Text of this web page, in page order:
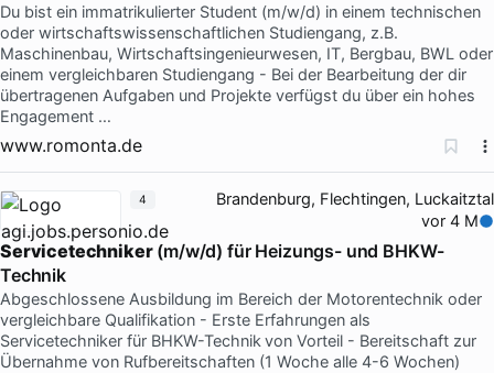
Du bist ein immatrikulierter Student (m/w/d) in einem technischen
oder wirtschaftswissenschaftlichen Studiengang, z.B.
Maschinenbau, Wirtschaftsingenieurwesen, IT, Bergbau, BWL oder
einem vergleichbaren Studiengang - Bei der Bearbeitung der dir
übertragenen Aufgaben und Projekte verfügst du über ein hohes
Engagement …
www.romonta.de
Brandenburg, Flechtingen, Luckaitztal
vor 4 M
Servicetechniker(m/w/d) für Heizungs- und BHKW-
Technik
Abgeschlossene Ausbildung im Bereich der Motorentechnik oder
vergleichbare Qualifikation - Erste Erfahrungen als
Servicetechniker für BHKW-Technik von Vorteil - Bereitschaft zur
Übernahme von Rufbereitschaften (1 Woche alle 4-6 Wochen)
4